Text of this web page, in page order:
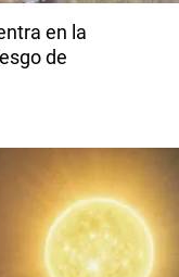
en la
de